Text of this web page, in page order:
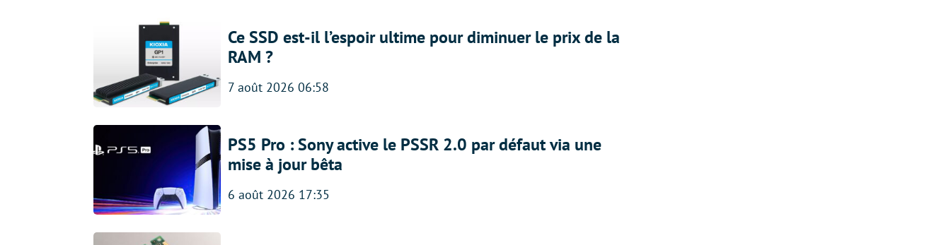
Ce SSD est-il l’espoir ultime pour diminuer le prix de la
RAM ?
7 août 2026 06:58
PS5 Pro : Sony active le PSSR 2.0 par défaut via une
mise à jour bêta
6 août 2026 17:35